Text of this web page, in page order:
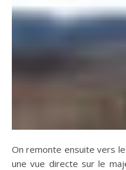
On remonte ensuite vers le
une vue directe sur le